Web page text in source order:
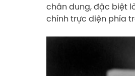
chân dung, đặc biệt
chính trực diện phía